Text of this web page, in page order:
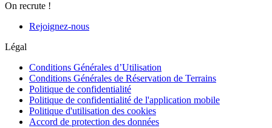
On recrute !
Rejoignez-nous
Légal
Conditions Générales d’Utilisation
Conditions Générales de Réservation de Terrains
Politique de confidentialité
Politique de confidentialité de l'application mobile
Politique d'utilisation des cookies
Accord de protection des données